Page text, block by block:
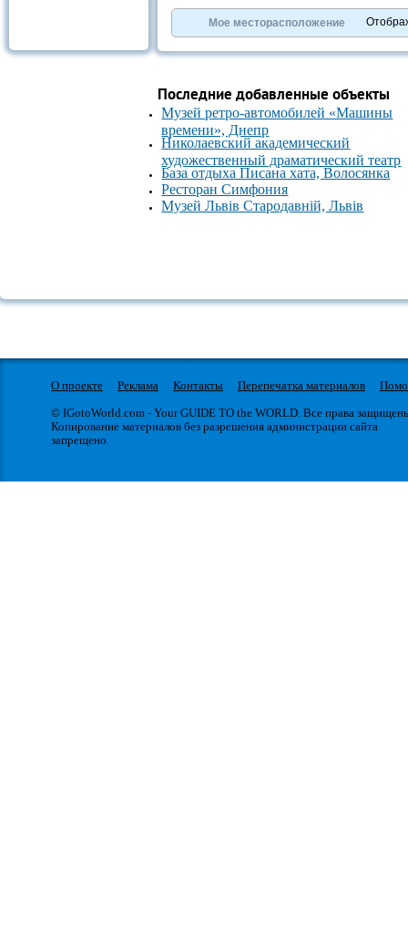
Мое месторасположение
Последние добавленные объекты
Музей ретро-автомобилей «Машины
времени», Днепр
Николаевский академический
художественный драматический театр
База отдыха Писана хата, Волосянка
Ресторан Симфония
Музей Львів Стародавній, Львів
О проекте Реклама Контакты Перепечатка материалов
© IGotoWorld.com - Your GUIDE TO the WORLD. Все права
Копирование материалов без разрешения администрации сайта
запрещено.